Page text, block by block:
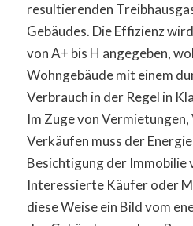
resultierenden
Gebäudes. Die Effizienz
von A+ bis H angegeben,
Wohngebäude mit einem
Verbrauch in der Regel in
Im Zuge von
Verkäufen muss der
Besichtigung der
Interessierte Käufer oder
diese Weise ein Bild vom